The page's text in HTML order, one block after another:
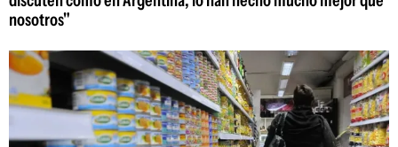
nosotros"